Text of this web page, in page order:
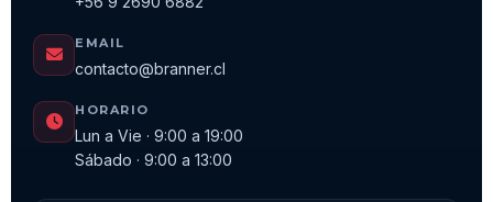
EMAIL
contacto@branner.cl
HORARIO
Lun a Vie · 9:00 a 19:00
Sábado · 9:00 a 13:00